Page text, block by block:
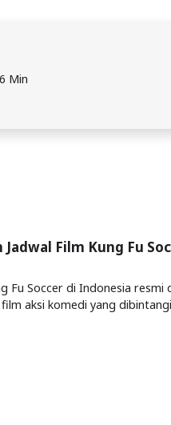
Min
Jadwal Film Kung Fu
Fu Soccer di Indonesia resmi
aksi komedi yang